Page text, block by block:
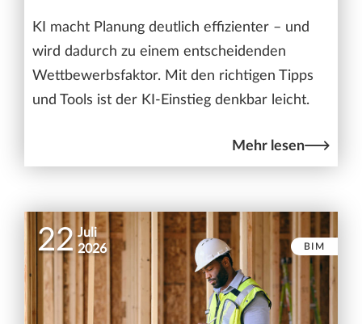
KI macht Planung deutlich effizienter – und
wird dadurch zu einem entscheidenden
Wettbewerbsfaktor. Mit den richtigen Tipps
und Tools ist der KI-Einstieg denkbar leicht.
Mehr lesen
22 Juli
2026
BIM